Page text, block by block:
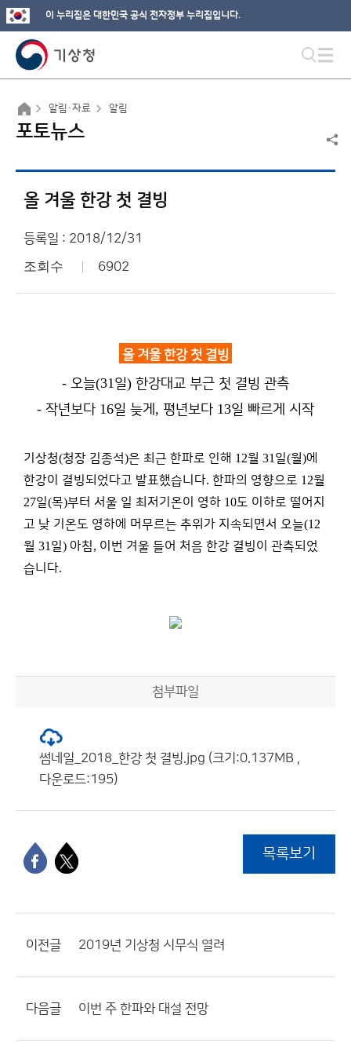
이 누리집은 대한민국 공식 전자정부 누리집입니다.
알림·자료 알림
포토뉴스
올 겨울 한강 첫 결빙
등록일 : 2018/12/31
조회수 6902
올 겨울 한강 첫 결빙
- 오늘(31일) 한강대교 부근 첫 결빙 관측
- 작년보다 16일 늦게 , 평년보다 13일 빠르게 시작
기상청(청장 김종석)은 최근 한파로 인해 12월 31 일(월)에
한강이 결빙되었다고 발표했습니다. 한파의 영향으로 12월
27일(목)부터 서울 일 최저기온이 영하 10도 이하로 떨어지
고 낮 기온도 영하에 머무르는 추위가 지속되면서 오늘(12
월 31 일) 아침, 이번 겨울 들어 처음 한강 결빙이 관측되었
습니다.
첨부파일
썸네일_2018_한강 첫 결빙.jpg (크기:0.137MB ,
다운로드:195)
목록보기
이전글 2019년 기상청 시무식 열려
다음글 이번 주 한파와 대설 전망